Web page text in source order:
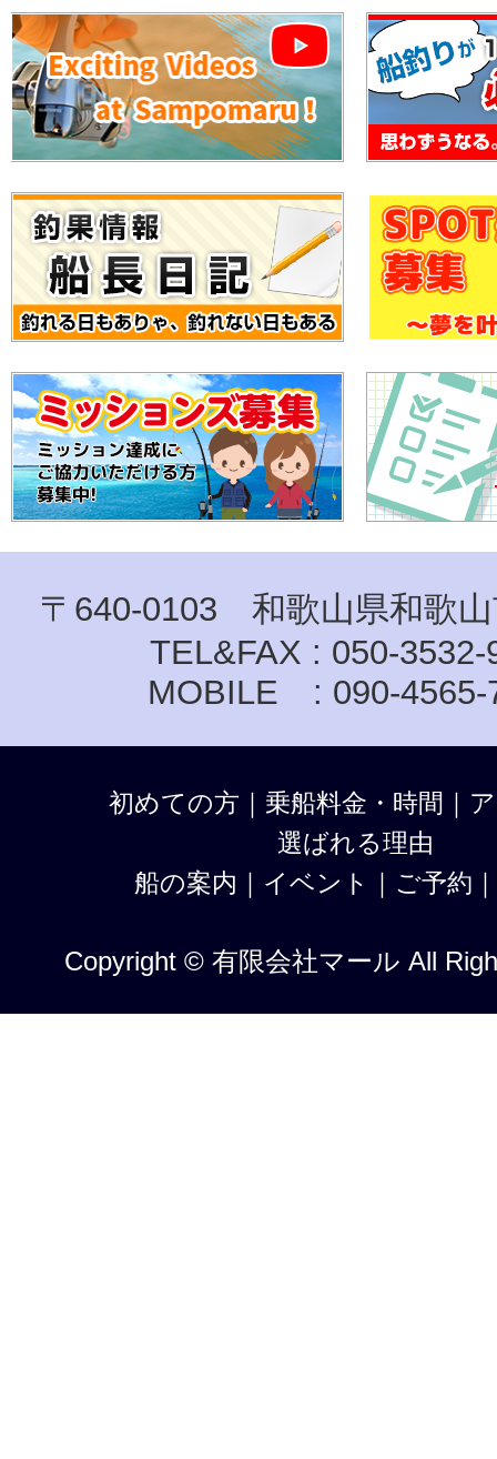
〒640-0103 和歌山県和歌山
TEL&FAX : 050-3532-
MOBILE : 090-4565-
初めての方 ｜ 乗船料金・時間 ｜
選ばれる理由
船の案内 ｜ イベント ｜ ご予約 ｜
Copyright © 有限会社マール All